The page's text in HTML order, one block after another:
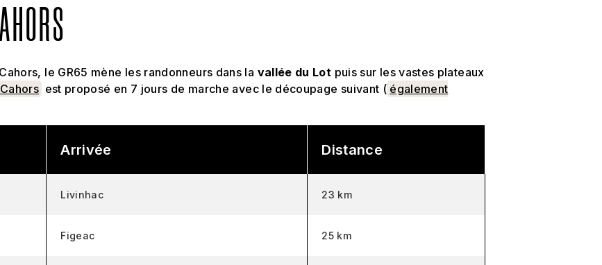
le GR65 mène les randonneurs dans la vallée du Lot puis sur les vastes plateaux
est proposé en 7 jours de marche avec le découpage suivant ( également
Arrivée Distance
Livinhac 23 km
Figeac 25 km